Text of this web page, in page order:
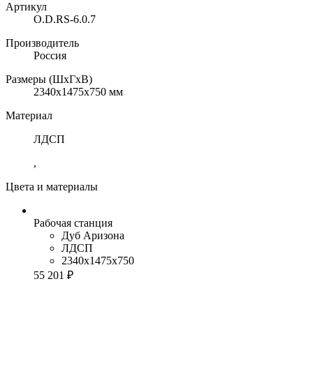
Артикул
O.D.RS-6.0.7
Производитель
Россия
Размеры (ШхГхВ)
2340x1475x750 мм
Материал
ЛДСП
,
Цвета и материалы
Рабочая станция
Дуб Аризона
ЛДСП
2340x1475x750
55 201 ₽